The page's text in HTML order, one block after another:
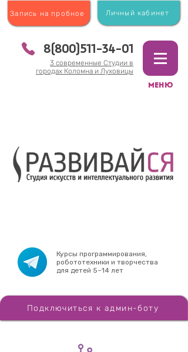
3 современные Студии в
городах Коломна и Луховицы
8(800)511-34-01
Запись на пробное Личный кабинет
Курсы программирования,
робототехники и творчества
для детей 5–14 лет
Подключиться к админ-боту
МЕНЮ